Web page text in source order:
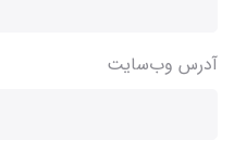
آدرس وب‌سایت